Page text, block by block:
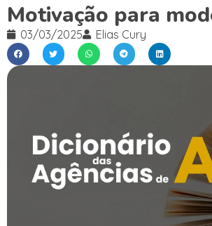
Motivação para
03/03/2025 Elias Cury